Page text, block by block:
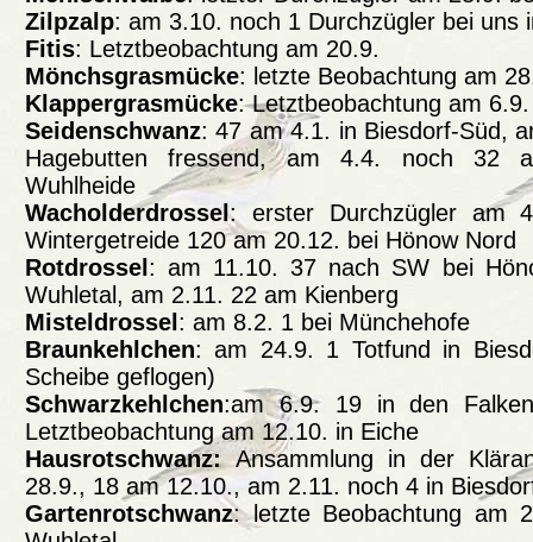
Zilpzalp: am 3.10. noch 1 Durchzügler bei uns
Fitis: Letztbeobachtung am 20.9.
Mönchsgrasmücke: letzte Beobachtung am
Klappergrasmücke: Letztbeobachtung am
Seidenschwanz: 47 am 4.1. in Biesdorf-Süd,
Hagebutten fressend, am 4.4. noch 32
Wuhlheide
Wacholderdrossel: erster Durchzügler am
Wintergetreide 120 am 20.12. bei Hönow Nord
Rotdrossel : am 11.10. 37 nach SW bei
Wuhletal, am 2.11. 22 am Kienberg
Misteldrossel : am 8.2. 1 bei Münchehofe
Braunkehlchen: am 24.9. 1 Totfund in
Scheibe geflogen)
Schwarzkehlchen:am 6.9. 19 in den
Letztbeobachtung am 12.10. in Eiche
Hausrotschwanz: Ansammlung in der
28.9., 18 am 12.10., am 2.11. noch 4 in
Gartenrotschwanz: letzte Beobachtung am